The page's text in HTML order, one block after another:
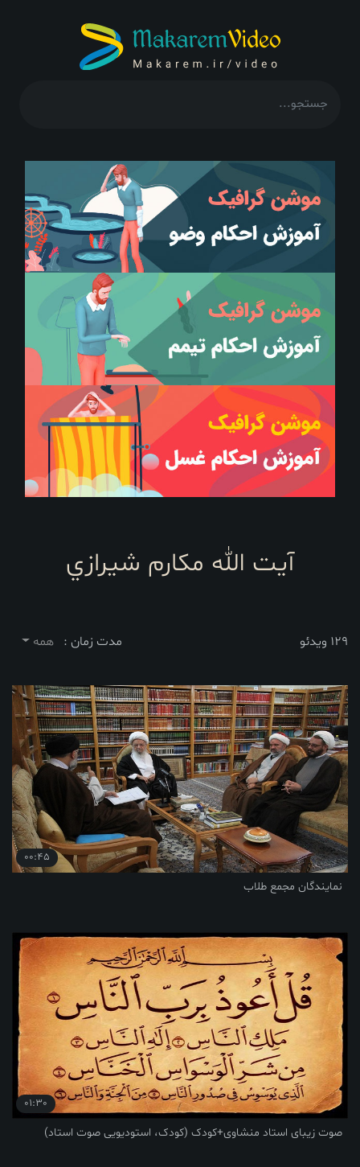
آيت الله مکارم شيرازي
129 ویدئو مدت زمان : همه
00:45
نمایندگان مجمع طلاب
01:30
صوت زیبای استاد منشاوی+کودک (کودک، استودیویی صوت استاد)